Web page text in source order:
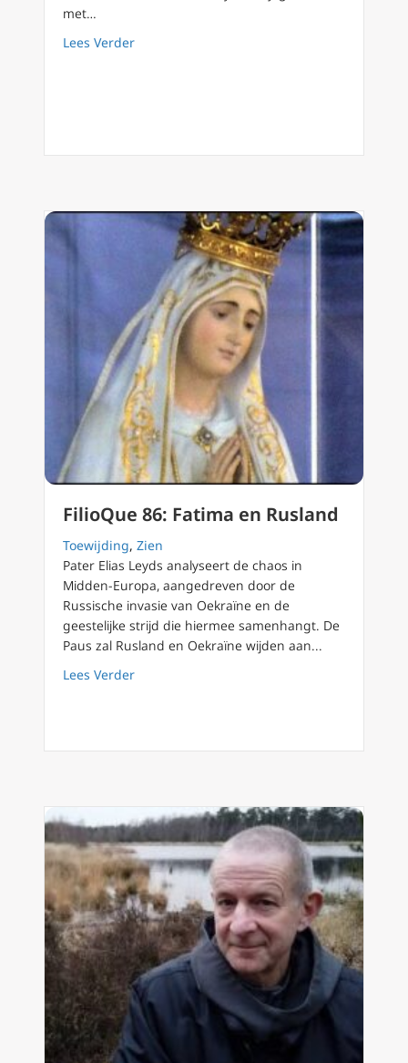
met…
Lees Verderabout FilioQue 87: George Soros heeft (een
FilioQue 86: Fatima en Rusland
Toewijding, Zien
Pater Elias Leyds analyseert de chaos in
Midden-Europa, aangedreven door de
Russische invasie van Oekraïne en de
geestelijke strijd die hiermee samenhangt. De
Paus zal Rusland en Oekraïne wijden aan...
Lees Verderabout FilioQue 86: Fatima en Rusland